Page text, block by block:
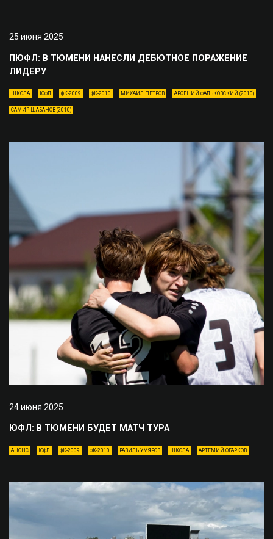
25 июня 2025
ПЮФЛ: В ТЮМЕНИ НАНЕСЛИ ДЕБЮТНОЕ ПОРАЖЕНИЕ
ЛИДЕРУ
ШКОЛА ЮФЛ ФК-2009 ФК-2010 МИХАИЛ ПЕТРОВ АРСЕНИЙ ФАЛЬКОВСКИЙ (2010)
САМИР ШАБАНОВ (2010)
24 июня 2025
ЮФЛ: В ТЮМЕНИ БУДЕТ МАТЧ ТУРА
АНОНС ЮФЛ ФК-2009 ФК-2010 РАВИЛЬ УМЯРОВ ШКОЛА АРТЕМИЙ ОГАРКОВ